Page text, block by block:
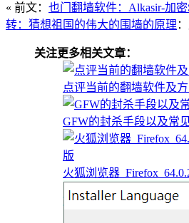
« 前文： 也门翻墙软件：Alkasir-加
转：猜想祖国的伟大的围墙的原理
关注更多相关文章：
点评当前的翻墙软件及
GFW的封杀手段以及常
火狐浏览器